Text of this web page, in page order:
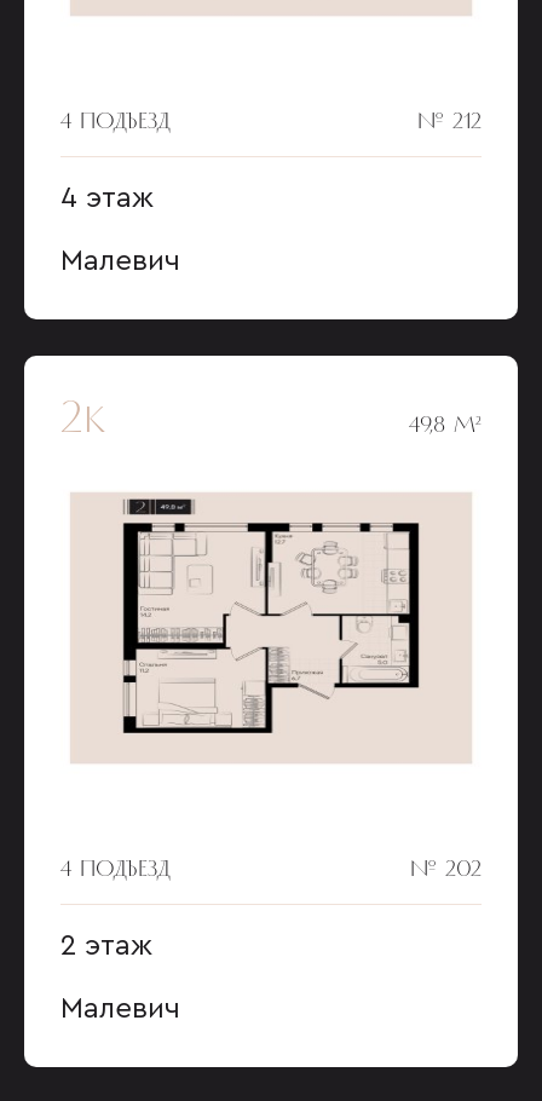
4 ПОДЪЕЗД № 212
4 этаж
Малевич
2к 49,8 М²
4 ПОДЪЕЗД № 202
2 этаж
Малевич